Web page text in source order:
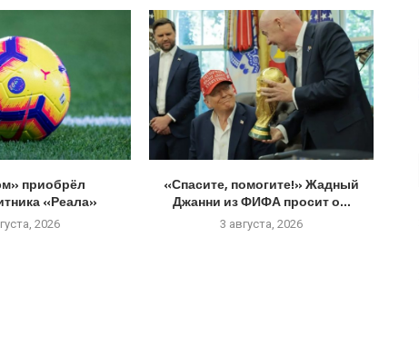
приобрёл
«Реала»
2026
«Спасите, помогите!» Жадный
Джанни из ФИФА просит о...
3 августа, 2026